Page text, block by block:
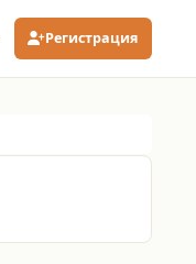
Регистрация